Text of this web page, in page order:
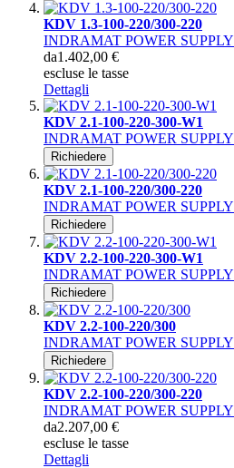
KDV 1.3-100-220/300-220
INDRAMAT POWER SUPPLY
da1.402,00 €
escluse le tasse
Dettagli
KDV 2.1-100-220-300-W1
INDRAMAT POWER SUPPLY
Richiedere
KDV 2.1-100-220/300-220
INDRAMAT POWER SUPPLY
Richiedere
KDV 2.2-100-220-300-W1
INDRAMAT POWER SUPPLY
Richiedere
KDV 2.2-100-220/300
INDRAMAT POWER SUPPLY
Richiedere
KDV 2.2-100-220/300-220
INDRAMAT POWER SUPPLY
da2.207,00 €
escluse le tasse
Dettagli